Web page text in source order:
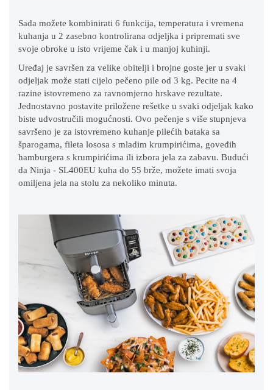
Sada možete kombinirati 6 funkcija, temperatura i vremena
kuhanja u 2 zasebno kontrolirana odjeljka i pripremati sve
svoje obroke u isto vrijeme čak i u manjoj kuhinji.
Uređaj je savršen za velike obitelji i brojne goste jer u svaki
odjeljak može stati cijelo pečeno pile od 3 kg. Pecite na 4
razine istovremeno za ravnomjerno hrskave rezultate.
Jednostavno postavite priložene rešetke u svaki odjeljak kako
biste udvostručili mogućnosti. Ovo pečenje s više stupnjeva
savršeno je za istovremeno kuhanje pilećih bataka sa
šparogama, fileta lososa s mladim krumpirićima, goveđih
hamburgera s krumpirićima ili izbora jela za zabavu. Budući
da Ninja - SL400EU kuha do 55 brže, možete imati svoja
omiljena jela na stolu za nekoliko minuta.